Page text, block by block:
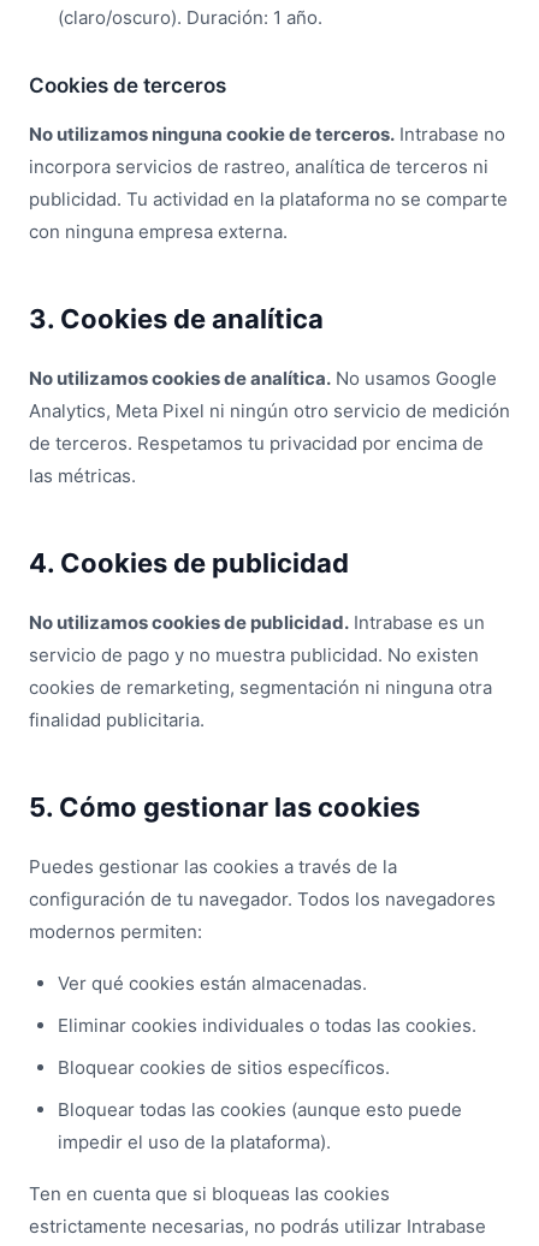
(claro/oscuro). Duración: 1 año.
Cookies de terceros
No utilizamos ninguna cookie de terceros. Intrabase no
incorpora servicios de rastreo, analítica de terceros ni
publicidad. Tu actividad en la plataforma no se comparte
con ninguna empresa externa.
3. Cookies de analítica
No utilizamos cookies de analítica. No usamos Google
Analytics, Meta Pixel ni ningún otro servicio de medición
de terceros. Respetamos tu privacidad por encima de
las métricas.
4. Cookies de publicidad
No utilizamos cookies de publicidad. Intrabase es un
servicio de pago y no muestra publicidad. No existen
cookies de remarketing, segmentación ni ninguna otra
finalidad publicitaria.
5. Cómo gestionar las cookies
Puedes gestionar las cookies a través de la
configuración de tu navegador. Todos los navegadores
modernos permiten:
Ver qué cookies están almacenadas.
Eliminar cookies individuales o todas las cookies.
Bloquear cookies de sitios específicos.
Bloquear todas las cookies (aunque esto puede
impedir el uso de la plataforma).
Ten en cuenta que si bloqueas las cookies
estrictamente necesarias, no podrás utilizar Intrabase